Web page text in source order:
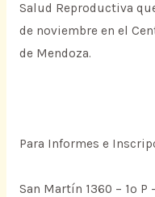
Salud Reproductiva
de noviembre en el
de Mendoza.
Para Informes e
San Martín 1360 – 1º P